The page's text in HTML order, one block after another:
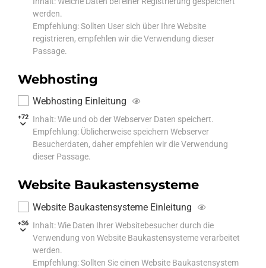
werden.
Empfehlung: Sollten User sich über Ihre Website
registrieren, empfehlen wir die Verwendung dieser
Passage.
Webhosting
+72
Webhosting Einleitung
Inhalt: Wie und ob der Webserver Daten speichert.
Empfehlung: Üblicherweise speichern Webserver
Besucherdaten, daher empfehlen wir die Verwendung
dieser Passage.
Website Baukastensysteme
+36
Website Baukastensysteme Einleitung
Inhalt: Wie Daten Ihrer Websitebesucher durch die
Verwendung von Website Baukastensysteme verarbeitet
werden.
Empfehlung: Sollten Sie einen Website Baukastensystem